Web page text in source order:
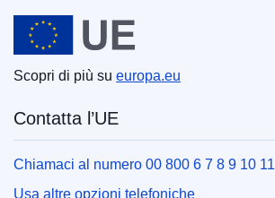
Unione europea
Scopri di più su europa.eu
Contatta l’UE
Chiamaci al numero 00 800 6 7 8 9 10 11
Usa altre opzioni telefoniche